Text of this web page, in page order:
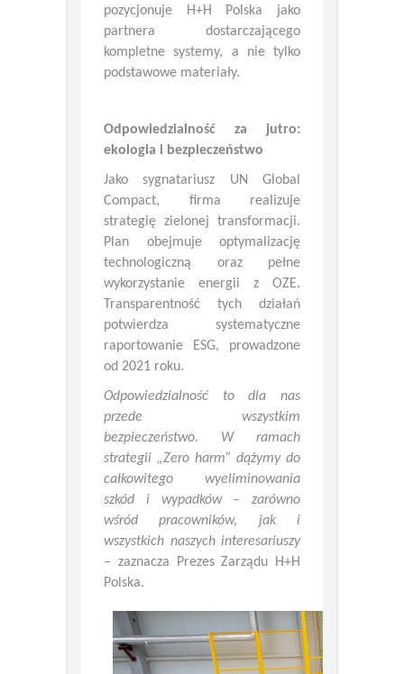
ścian działowych, które
pozycjonuje H+H Polska jako
partnera dostarczającego
kompletne systemy, a nie tylko
Odpowiedzialność za jutro:
Jako sygnatariusz UN Global
Compact, firma realizuje
strategię zielonej transformacji.
Plan obejmuje optymalizację
technologiczną oraz pełne
wykorzystanie energii z OZE.
Transparentność tych działań
potwierdza systematyczne
raportowanie ESG, prowadzone
Odpowiedzialność to dla
nas
przede
wszystkim
bezpieczeństwo. W ramach
strategii „Zero harm” dążymy do
całkowitego
wyeliminowania
szkód
wypadków–
zarówno
wśród
pracowników, jak i
wszystkich
naszych interesariuszy
– zaznacza Prezes Zarządu H+H